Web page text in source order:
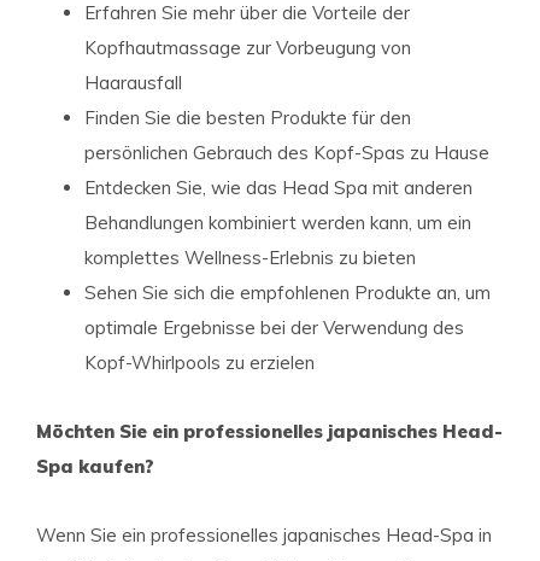
Erfahren Sie mehr über die Vorteile der
Kopfhautmassage zur Vorbeugung von
Haarausfall
Finden Sie die besten Produkte für den
persönlichen Gebrauch des Kopf-Spas zu Hause
Entdecken Sie, wie das Head Spa mit anderen
Behandlungen kombiniert werden kann, um ein
komplettes Wellness-Erlebnis zu bieten
Sehen Sie sich die empfohlenen Produkte an, um
optimale Ergebnisse bei der Verwendung des
Kopf-Whirlpools zu erzielen
Möchten Sie ein professionelles japanisches Head-
Spa kaufen?
Wenn Sie ein professionelles japanisches Head-Spa in